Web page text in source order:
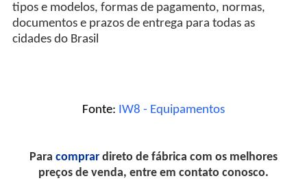
tipos e modelos, formas de pagamento, normas,
documentos e prazos de entrega para todas as
cidades do Brasil
Fonte: IW8 - Equipamentos
Para comprar direto de fábrica com os melhores
preços de venda, entre em contato conosco.